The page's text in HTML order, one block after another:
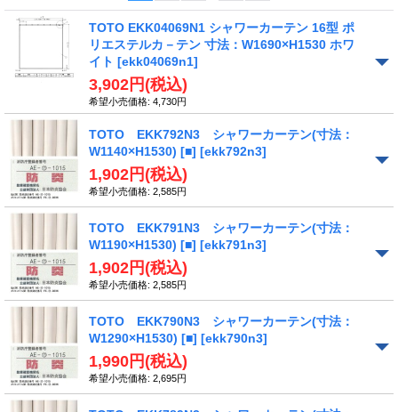
TOTO EKK04069N1 シャワーカーテン 16型 ポ
リエステルカ－テン 寸法：W1690×H1530 ホワ
イト [ekk04069n1]
3,902円 (税込)
希望小売価格: 4,730円
TOTO EKK792N3 シャワーカーテン(寸法：
W1140×H1530) [■] [ekk792n3]
1,902円 (税込)
希望小売価格: 2,585円
TOTO EKK791N3 シャワーカーテン(寸法：
W1190×H1530) [■] [ekk791n3]
1,902円 (税込)
希望小売価格: 2,585円
TOTO EKK790N3 シャワーカーテン(寸法：
W1290×H1530) [■] [ekk790n3]
1,990円 (税込)
希望小売価格: 2,695円